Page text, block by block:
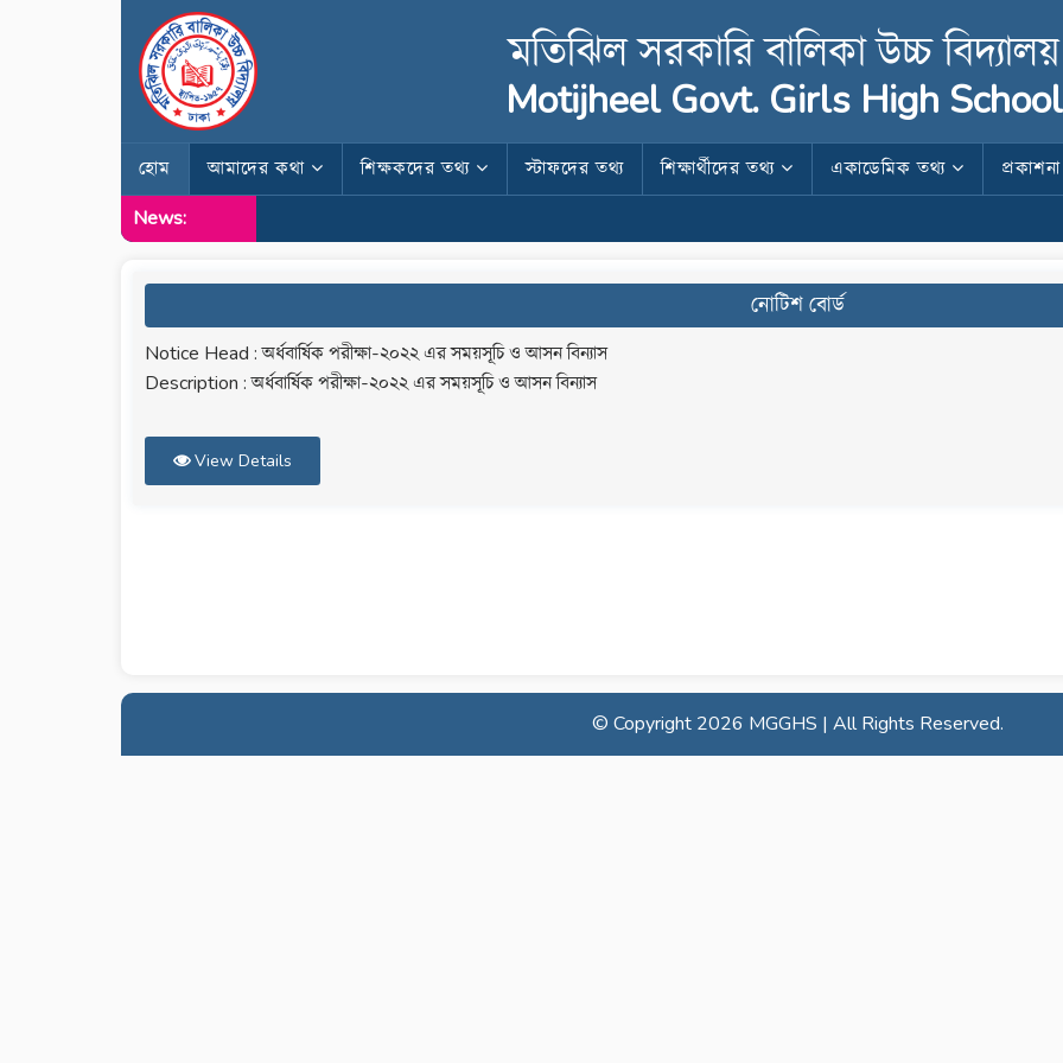
মতিঝিল সরকারি বালিকা উচ্চ বিদ্যালয়
Motijheel Govt. Girls High School
হোম আমাদের কথা শিক্ষকদের তথ্য স্টাফদের তথ্য শিক্ষার্থীদের তথ্য একাডেমিক তথ্য প্রকাশনা
News:
নোটিশ বোর্ড
Notice Head : অর্ধবার্ষিক পরীক্ষা-২০২২ এর সময়সূচি ও আসন বিন্যাস
Description : অর্ধবার্ষিক পরীক্ষা-২০২২ এর সময়সূচি ও আসন বিন্যাস
View Details
© Copyright 2026 MGGHS | All Rights Reserved.